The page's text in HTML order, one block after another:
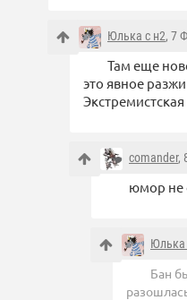
Юлька с н2, 7
Там еще
это явное
Экстремистская
comander,
юмор не
Юлька
Бан